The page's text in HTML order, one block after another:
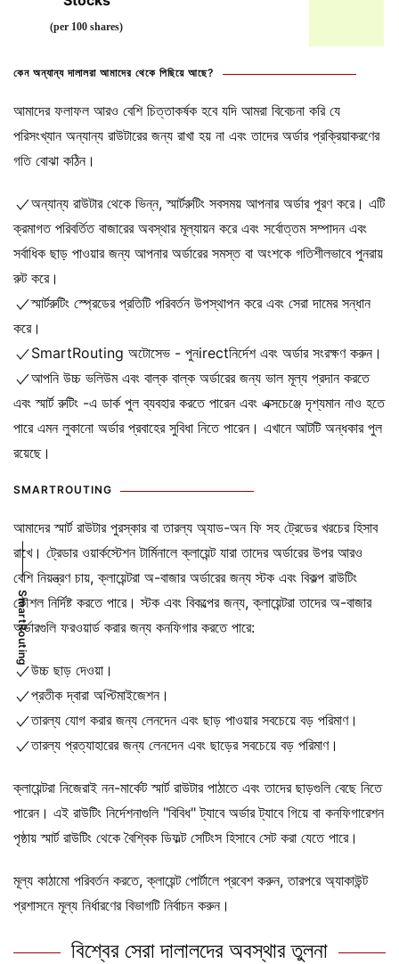
(per 100 shares)
কেন অন্যান্য দালালরা আমাদের থেকে পিছিয়ে আছে?
আমাদের ফলাফল আরও বেশি চিত্তাকর্ষক হবে যদি আমরা বিবেচনা করি যে
পরিসংখ্যান অন্যান্য রাউটারের জন্য রাখা হয় না এবং তাদের অর্ডার প্রক্রিয়াকরণের
গতি বোঝা কঠিন।
অন্যান্য রাউটার থেকে ভিন্ন, স্মার্টরুটিং সবসময় আপনার অর্ডার পূরণ করে। এটি
ক্রমাগত পরিবর্তিত বাজারের অবস্থার মূল্যায়ন করে এবং সর্বোত্তম সম্পাদন এবং
সর্বাধিক ছাড় পাওয়ার জন্য আপনার অর্ডারের সমস্ত বা অংশকে গতিশীলভাবে পুনরায়
রুট করে।
স্মার্টরুটিং স্প্রেডের প্রতিটি পরিবর্তন উপস্থাপন করে এবং সেরা দামের সন্ধান
করে।
SmartRouting অটোসেভ - পুনirectনির্দেশ এবং অর্ডার সংরক্ষণ করুন।
আপনি উচ্চ ভলিউম এবং বাল্ক বাল্ক অর্ডারের জন্য ভাল মূল্য প্রদান করতে
এবং স্মার্ট রুটিং -এ ডার্ক পুল ব্যবহার করতে পারেন এবং এক্সচেঞ্জে দৃশ্যমান নাও হতে
পারে এমন লুকানো অর্ডার প্রবাহের সুবিধা নিতে পারেন। এখানে আটটি অন্ধকার পুল
রয়েছে।
SMARTROUTING
আমাদের স্মার্ট রাউটার পুরস্কার বা তারল্য অ্যাড-অন ফি সহ ট্রেডের খরচের হিসাব
রাখে। ট্রেডার ওয়ার্কস্টেশন টার্মিনালে ক্লায়েন্ট যারা তাদের অর্ডারের উপর আরও
বেশি নিয়ন্ত্রণ চায়, ক্লায়েন্টরা অ-বাজার অর্ডারের জন্য স্টক এবং বিকল্প রাউটিং
কৌশল নির্দিষ্ট করতে পারে। স্টক এবং বিকল্পের জন্য, ক্লায়েন্টরা তাদের অ-বাজার
অর্ডারগুলি ফরওয়ার্ড করার জন্য কনফিগার করতে পারে:
উচ্চ ছাড় দেওয়া।
প্রতীক দ্বারা অপ্টিমাইজেশন।
তারল্য যোগ করার জন্য লেনদেন এবং ছাড় পাওয়ার সবচেয়ে বড় পরিমাণ।
তারল্য প্রত্যাহারের জন্য লেনদেন এবং ছাড়ের সবচেয়ে বড় পরিমাণ।
ক্লায়েন্টরা নিজেরাই নন-মার্কেট স্মার্ট রাউটার পাঠাতে এবং তাদের ছাড়গুলি বেছে নিতে
পারেন। এই রাউটিং নির্দেশনাগুলি "বিবিধ" ট্যাবে অর্ডার ট্যাবে গিয়ে বা কনফিগারেশন
পৃষ্ঠায় স্মার্ট রাউটিং থেকে বৈশ্বিক ডিফল্ট সেটিংস হিসাবে সেট করা যেতে পারে।
মূল্য কাঠামো পরিবর্তন করতে, ক্লায়েন্ট পোর্টালে প্রবেশ করুন, তারপরে অ্যাকাউন্ট
প্রশাসনে মূল্য নির্ধারণের বিভাগটি নির্বাচন করুন।
বিশ্বের সেরা দালালদের অবস্থার তুলনা
SmartRouting